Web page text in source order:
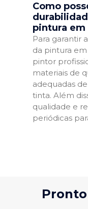
Como
pintura em
Para garantir
da pintura
pintor
materiais de
adequadas
tinta. Além
qualidade e
periódicas